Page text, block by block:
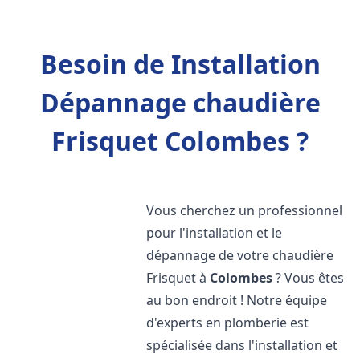
Besoin de Installation
Dépannage chaudière
Frisquet Colombes ?
Vous cherchez un professionnel
pour l'installation et le
dépannage de votre chaudière
Frisquet à Colombes? Vous êtes
au bon endroit ! Notre équipe
d'experts en plomberie est
spécialisée dans l'installation et